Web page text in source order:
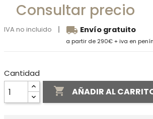
Consultar precio
IVA no incluido local_shipping Envío gratuito
a partir de 290€ + iva en
Cantidad
 AÑADIR AL